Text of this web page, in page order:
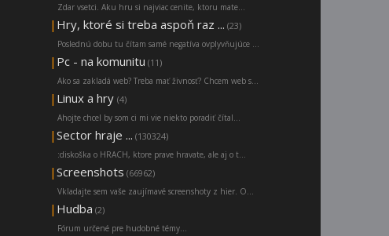
Zdar vsetci. Aku hru si najviac cenite, ktoru mate...
| Hry, ktoré si treba aspoň raz ... (23)
Poslednú dobu tu čítam samé negatíva ovplyvňujúce ...
| Pc - na komunitu (11)
Ako sa zakladá web? Treba mať živnosť? Chcem web s...
| Linux a hry (4)
Ahojte chcel by som ci mi vie niekto poradiť čítal...
| Sector hraje ... (130324)
:diskoška o HRACH, ktore prave hravate, ale aj o t...
| Screenshots (66962)
Vkladajte sem vaše zaujímavé screenshoty z hier. O...
| Hudba (2)
Fórum určené pre hudobné témy...